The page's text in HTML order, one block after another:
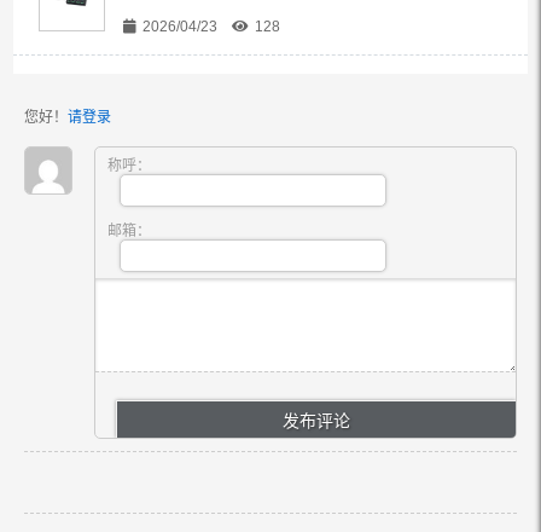
2026/04/23 128
您好！ 请登录
称呼：
邮箱：